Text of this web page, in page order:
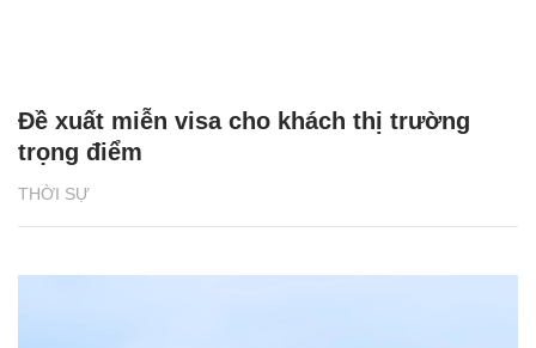
THỜI SỰ
Đề xuất miễn visa cho khách thị trường
trọng điểm